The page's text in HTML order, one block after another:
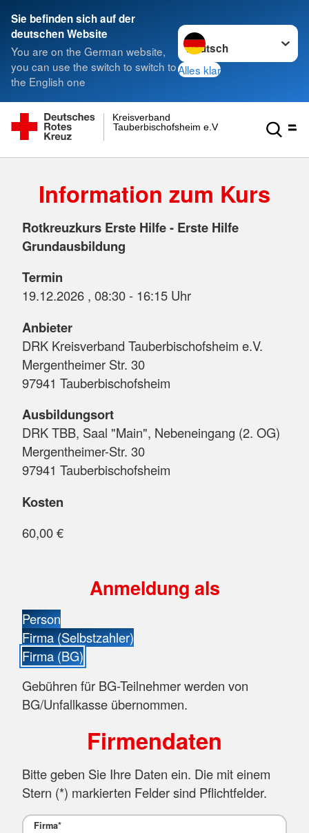
Sie befinden sich auf der
deutschen Website
You are on the German website,
you can use the switch to switch to
the English one
Sprache wechseln zu
Alles klar
Tauberbischofsheim e.V.
Kreisverband
Information zum Kurs
Rotkreuzkurs Erste Hilfe - Erste Hilfe
Grundausbildung
Termin
19.12.2026 , 08:30 - 16:15 Uhr
Anbieter
DRK Kreisverband Tauberbischofsheim e.V.
Mergentheimer Str. 30
97941 Tauberbischofsheim
Ausbildungsort
DRK TBB, Saal "Main", Nebeneingang (2. OG)
Mergentheimer-Str. 30
97941 Tauberbischofsheim
Kosten
60,00 €
Anmeldung als
Person
Firma (Selbstzahler)
Firma (BG)
Gebühren für BG-Teilnehmer werden von
BG/Unfallkasse übernommen.
Firmendaten
Bitte geben Sie Ihre Daten ein. Die mit einem
Stern (*) markierten Felder sind Pflichtfelder.
Firma*